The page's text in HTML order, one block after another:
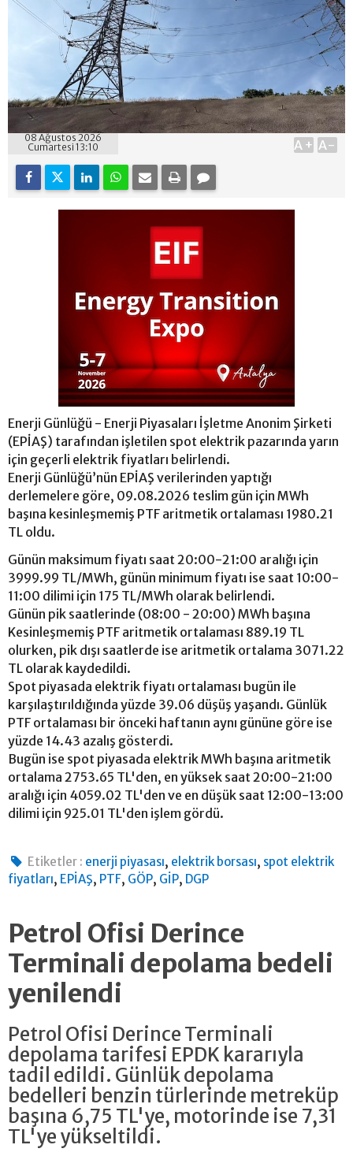
08 Ağustos 2026
Cumartesi 13:10
A+ A-
Enerji Günlüğü - Enerji Piyasaları İşletme Anonim Şirketi
(EPİAŞ) tarafından işletilen spot elektrik pazarında yarın
için geçerli elektrik fiyatları belirlendi.
Enerji Günlüğü’nün EPİAŞ verilerinden yaptığı
derlemelere göre, 09.08.2026 teslim gün için MWh
başına kesinleşmemiş PTF aritmetik ortalaması 1980.21
TL oldu.
Günün maksimum fiyatı saat 20:00-21:00 aralığı için
3999.99 TL/MWh, günün minimum fiyatı ise saat 10:00-
11:00 dilimi için 175 TL/MWh olarak belirlendi.
Günün pik saatlerinde (08:00 - 20:00) MWh başına
Kesinleşmemiş PTF aritmetik ortalaması 889.19 TL
olurken, pik dışı saatlerde ise aritmetik ortalama 3071.22
TL olarak kaydedildi.
Spot piyasada elektrik fiyatı ortalaması bugün ile
karşılaştırıldığında yüzde 39.06 düşüş yaşandı. Günlük
PTF ortalaması bir önceki haftanın aynı gününe göre ise
yüzde 14.43 azalış gösterdi.
Bugün ise spot piyasada elektrik MWh başına aritmetik
ortalama 2753.65 TL'den, en yüksek saat 20:00-21:00
aralığı için 4059.02 TL'den ve en düşük saat 12:00-13:00
dilimi için 925.01 TL'den işlem gördü.
Etiketler : enerji piyasası, elektrik borsası, spot elektrik
fiyatları, EPİAŞ, PTF, GÖP, GİP, DGP
Petrol Ofisi Derince
Terminali depolama bedeli
yenilendi
Petrol Ofisi Derince Terminali
depolama tarifesi EPDK kararıyla
tadil edildi. Günlük depolama
bedelleri benzin türlerinde metreküp
başına 6,75 TL'ye, motorinde ise 7,31
TL'ye yükseltildi.